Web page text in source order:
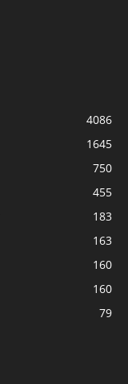
4086
1645
750
455
183
163
160
160
79